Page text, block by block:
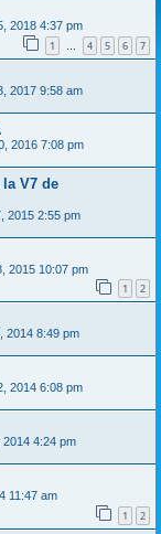
2018 4:37 pm
1 … 4 5 6 7
2017 9:58 am
2016 7:08 pm
V7 de
2015 2:55 pm
2015 10:07 pm
1 2
2014 8:49 pm
2014 6:08 pm
2014 4:24 pm
11:47 am
1 2